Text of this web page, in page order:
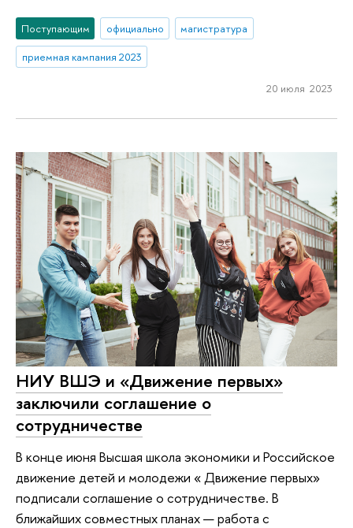
Поступающим официально
магистратура
приемная кампания 2023
20 июля 2023
НИУ ВШЭ и «Движение первых»
заключили соглашение о
сотрудничестве
В конце июня Высшая школа экономики и Российское
движение детей и молодежи « Движение первых»
подписали соглашение о сотрудничестве. В
ближайших совместных планах — работа с